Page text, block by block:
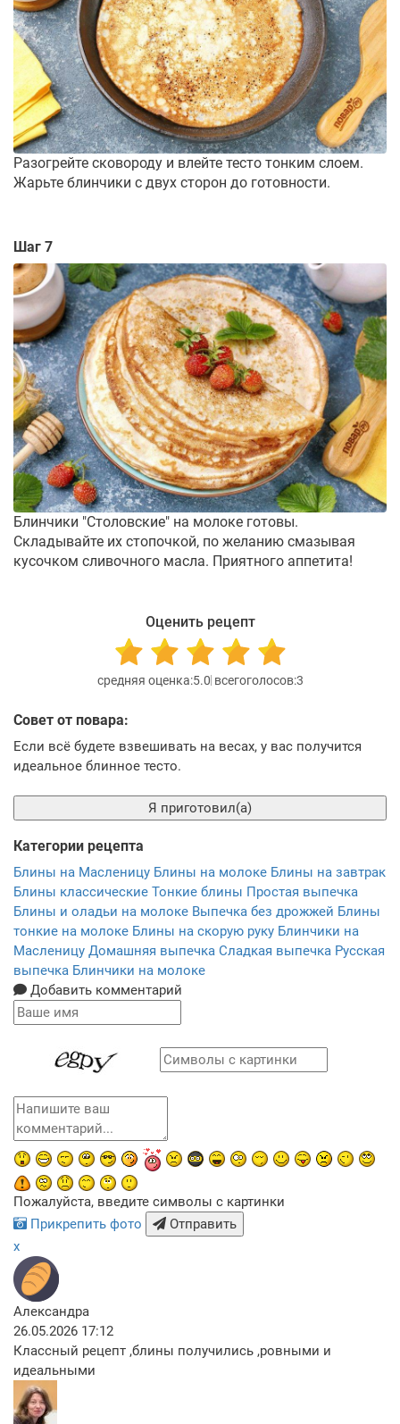
Разогрейте сковороду и влейте тесто тонким слоем.
Жарьте блинчики с двух сторон до готовности.
Шаг 7
Блинчики "Столовские" на молоке готовы.
Складывайте их стопочкой, по желанию смазывая
кусочком сливочного масла. Приятного аппетита!
Оценить рецепт
5.0 3
Совет от повара:
Если всё будете взвешивать на весах, у вас получится
идеальное блинное тесто.
Я приготовил(а)
Категории рецепта
Блины на Масленицу Блины на молоке Блины на завтрак
Блины классические Тонкие блины Простая выпечка
Блины и оладьи на молоке Выпечка без дрожжей Блины
тонкие на молоке Блины на скорую руку Блинчики на
Масленицу Домашняя выпечка Сладкая выпечка Русская
выпечка Блинчики на молоке
Добавить комментарий
Пожалуйста, введите символы с картинки
Прикрепить фото
Отправить
x
Александра
26.05.2026 17:12
Классный рецепт ,блины получились ,ровными и
идеальными